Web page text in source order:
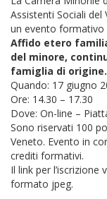
Assistenti Sociali del
un evento formativo
Affido etero
del minore,
famiglia di origine.
Quando: 17 giugno
Ore: 14.30 – 17.30
Dove: On-line –
Sono riservati 100
Veneto. Evento in
crediti formativi.
Il link per
formato jpeg.